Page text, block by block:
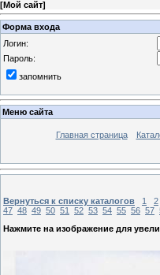
[Мой сайт]
Форма входа
Логин:
Пароль:
запомнить
Меню сайта
Главная страница
Вернуться к списку каталогов 1 2
47 48 49 50 51 52 53 54 55 56 57
Нажмите на изображение для